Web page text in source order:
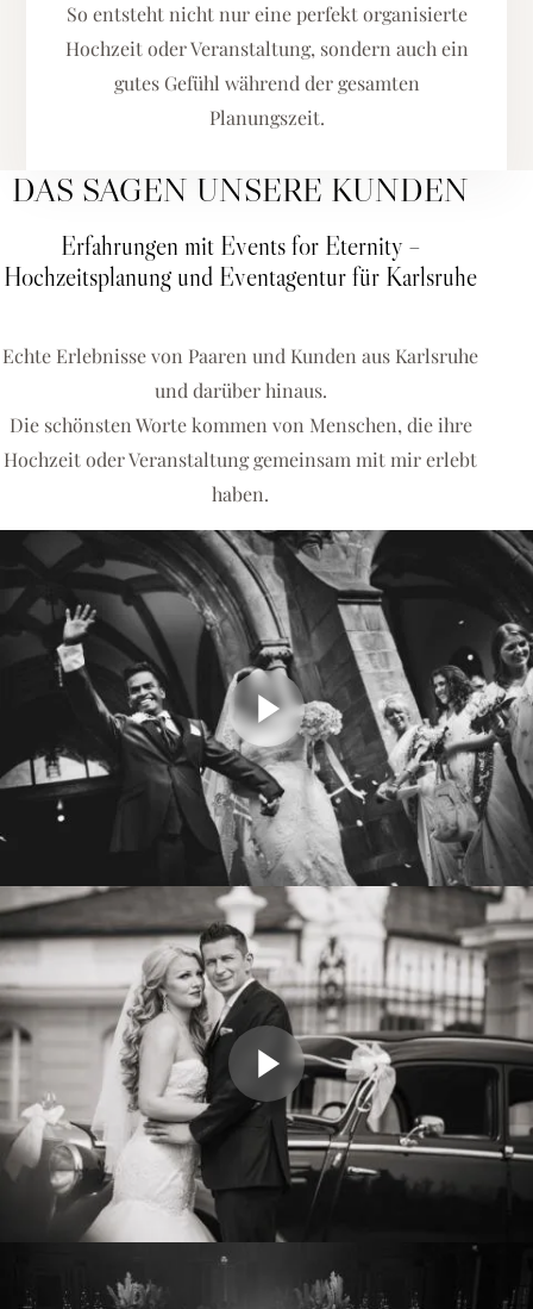
So entsteht nicht nur eine perfekt organisierte
Hochzeit oder Veranstaltung, sondern auch ein
gutes Gefühl während der gesamten
Planungszeit.
DAS SAGEN UNSERE KUNDEN
Erfahrungen mit Events for Eternity –
Hochzeitsplanung und Eventagentur für Karlsruhe
Echte Erlebnisse von Paaren und Kunden aus Karlsruhe
und darüber hinaus.
Die schönsten Worte kommen von Menschen, die ihre
Hochzeit oder Veranstaltung gemeinsam mit mir erlebt
haben.